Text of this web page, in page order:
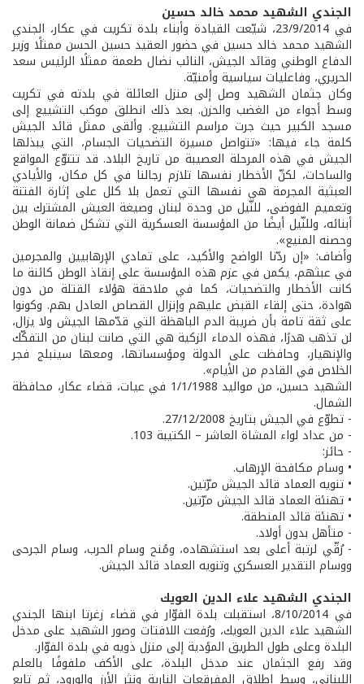
الجندي الشهيد محمد خالد حسين
في 23/9/2014، شيّعت القيادة وأبناء بلدة تكريت في عكار، الجندي
الشهيد محمد خالد حسين في حضور العقيد حسين الحسن ممثلًا وزير
الدفاع الوطني وقائد الجيش، النائب نضال طعمة ممثلًا الرئيس سعد
الحريري، وفاعليات سياسية وأمنيّة.
وكان جثمان الشهيد وصل إلى منزل العائلة في بلدته في تكريت
وسط أجواء من الغضب والحزن. بعد ذلك انطلق موكب التشييع إلى
مسجد الكبير حيث جرت مراسم التشييع. وألقى ممثل قائد الجيش
كلمة جاء فيها: «تتواصل مسيرة التضحيات الجسام، التي يبذلها
الجيش في هذه المرحلة العصيبة من تاريخ البلاد. قد تتنوّع المواقع
والساحات، لكنّ الأخطار نفسها تلازم رجالنا في كل مكان، والأيادي
العبثية المجرمة هي نفسها التي تعمل بلا كلل على إثارة الفتنة
وتعميم الفوضى، للنّيل من وحدة لبنان وصيغة العيش المشترك بين
أبنائه، وللنّيل أيضًا من المؤسسة العسكرية التي تشكل ضمانة الوطن
وحصنه المنيع».
وأضاف: «إن ردّنا الواضح والأكيد، على تمادي الإرهابيين والمجرمين
في عبثهم، يكمن في عزم هذه المؤسسة على إنقاذ الوطن كائنة ما
كانت الأخطار والتضحيات، كما في ملاحقة هؤلاء القتلة من دون
هوادة، حتى إلقاء القبض عليهم وإنزال القصاص العادل بهم. وكونوا
على ثقة تامة بأن ضريبة الدم الباهظة التي قدّمها الجيش ولا يزال،
لن تذهب هدرًا، فهذه الدماء الزكية هي التي صانت لبنان من التفكّك
والإنهيار، وحافظت على الدولة ومؤسساتها، ومعها سينبلج فجر
الخلاص في القادم من الأيام».
الشهيد حسين، من مواليد 1/1/1988 في عيات، قضاء عكار، محافظة
الشمال.
- تطوّع في الجيش بتاريخ 27/12/2008.
- من عداد لواء المشاة العاشر – الكتيبة 103.
- حائز:
• وسام مكافحة الإرهاب.
• تنويه العماد قائد الجيش مرّتين.
• تهنئة العماد قائد الجيش مرّتين.
• تهنئة قائد المنطقة.
- متأهل بدون أولاد.
- رُقّي لرتبة أعلى بعد استشهاده، ومُنح وسام الحرب، وسام الجرحى
ووسام التقدير العسكري وتنويه العماد قائد الجيش.
الجندي الشهيد علاء الدين العويك
في 8/10/2014، استقبلت بلدة الفوّار في قضاء زغرتا ابنها الجندي
الشهيد علاء الدين العويك، ورُفعت اللافتات وصور الشهيد على مدخل
البلدة وعلى طول الطريق المؤدية إلى منزل ذويه في بلدة الفوّار.
وقد رفع الجثمان عند مدخل البلدة، على الأكف ملفوفًا بالعلم
اللبناني، وسط إطلاق المفرقعات النارية ونثر الأرز والورود، ثم تابع